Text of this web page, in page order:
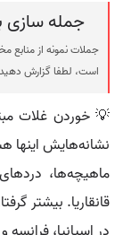
جمله سازی
جملات نمونه از
است، لطفا گزارش
💡 خوردن غلات
نشانه‌هایش اینها
ماهیچه‌ها،
قانقاریا. بیشتر